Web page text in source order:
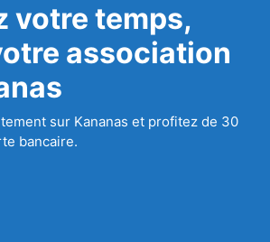
votre temps,
association
sur Kananas et profitez de 30
bancaire.